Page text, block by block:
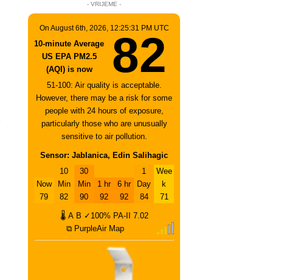
- VRIJEME -
On August 6th, 2026, 12:25:31 PM UTC
10-minute Average
US EPA PM2.5
(AQI) is now
82
51-100: Air quality is acceptable.
However, there may be a risk for some
people with 24 hours of exposure,
particularly those who are unusually
sensitive to air pollution.
Sensor: Jablanica, Edin Salihagic
Now
79
10
Min
82
30
Min
90
1 hr
92
6 hr
92
1
Day
84
Wee
k
71
🌡 A B ✓100% PA-II
7.02
⧉ PurpleAir Map